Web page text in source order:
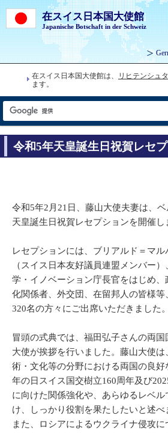
在スイス日本国大使館
Japanische Botschaft in der Schweiz
在スイス日本国大使館は、 リヒテンシュ
ます。
令和5年天皇誕生日祝賀レセ
令和5年2月21日、藤山大使夫妻は、
天皇誕生日祝賀レセプションを開催し
レセプションには、ブリアルド＝マル
（スイス日本友好議員連盟メンバー
学・イノベーション庁長官をはじめ
化関係者、外交団、在留邦人の皆様
320名の方々にご出席いただきました。
冒頭の式典では、福田弘子さんの両
大使が挨拶を行いました。藤山大使
術・文化等の分野における両国の良
年の日スイス国交樹立160周年及び
に向けた関係強化や、あらゆるレベ
け、しっかり役割を果たしたいと述べ
また、ロシアによるウクライナ侵攻